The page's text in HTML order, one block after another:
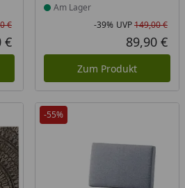
Rabatt in Prozent
Ursprünglicher Preis
€
Aktueller Preis
€
Am Lager
-39% UVP149,00 €
89,90 €
Zum Produkt
-55%